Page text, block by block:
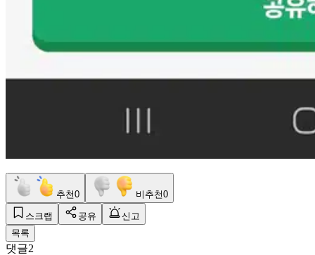
추천0 비추천0
스크랩 공유
신고
목록
댓글2